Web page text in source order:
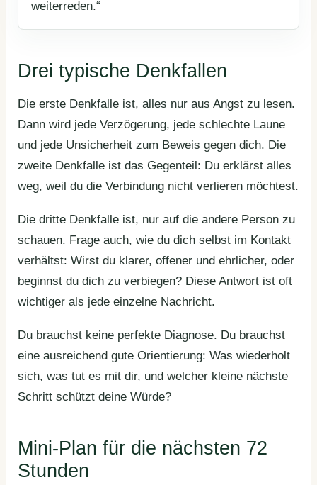
weiterreden.“
Drei typische Denkfallen
Die erste Denkfalle ist, alles nur aus Angst zu lesen.
Dann wird jede Verzögerung, jede schlechte Laune
und jede Unsicherheit zum Beweis gegen dich. Die
zweite Denkfalle ist das Gegenteil: Du erklärst alles
weg, weil du die Verbindung nicht verlieren möchtest.
Die dritte Denkfalle ist, nur auf die andere Person zu
schauen. Frage auch, wie du dich selbst im Kontakt
verhältst: Wirst du klarer, offener und ehrlicher, oder
beginnst du dich zu verbiegen? Diese Antwort ist oft
wichtiger als jede einzelne Nachricht.
Du brauchst keine perfekte Diagnose. Du brauchst
eine ausreichend gute Orientierung: Was wiederholt
sich, was tut es mit dir, und welcher kleine nächste
Schritt schützt deine Würde?
Mini-Plan für die nächsten 72
Stunden